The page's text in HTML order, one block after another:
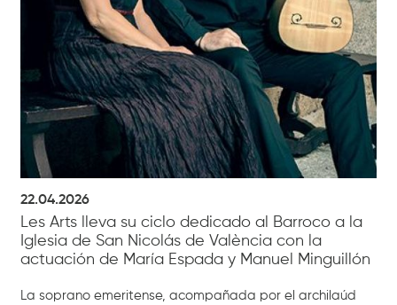
22.04.2026
Les Arts lleva su ciclo dedicado al Barroco a la
Iglesia de San Nicolás de València con la
actuación de María Espada y Manuel Minguillón
La soprano emeritense, acompañada por el archilaúd